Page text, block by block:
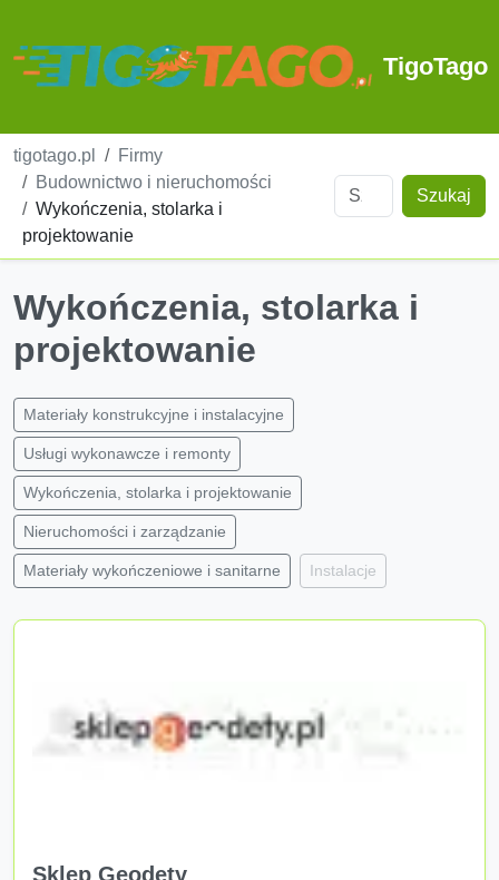
TigoTago
tigotago.pl
Firmy
Budownictwo i nieruchomości
Wykończenia, stolarka i
projektowanie
Szukaj
Wykończenia, stolarka i
projektowanie
Materiały konstrukcyjne i instalacyjne
Usługi wykonawcze i remonty
Wykończenia, stolarka i projektowanie
Nieruchomości i zarządzanie
Materiały wykończeniowe i sanitarne Instalacje
Sklep Geodety